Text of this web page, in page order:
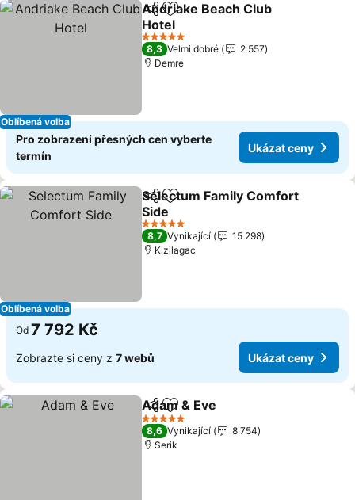
Oblíbená volba
SdíletPřidat na seznam oblíbených
Andriake Beach Club
Hotel
Ukázat ceny
5 Počet hvězdiček
8,3 Velmi dobré
2 557
Demre
Pro zobrazení přesných cen vyberte
termín
Ukázat ceny
Oblíbená volba
SdíletPřidat na seznam oblíbených
Selectum Family Comfort
Side
Ukázat ceny
5 Počet hvězdiček
8,7 Vynikající
15 298
Kizilagac
Od 7 792 Kč
Zobrazte si ceny z 7 webů Ukázat ceny
SdíletPřidat na seznam oblíbených
Adam & Eve
5 Počet hvězdiček
8,6 Vynikající
8 754
Serik